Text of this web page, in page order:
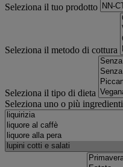
Seleziona il tuo prodotto
Seleziona il metodo di cottura
Seleziona il tipo di dieta
Seleziona uno o più ingredienti